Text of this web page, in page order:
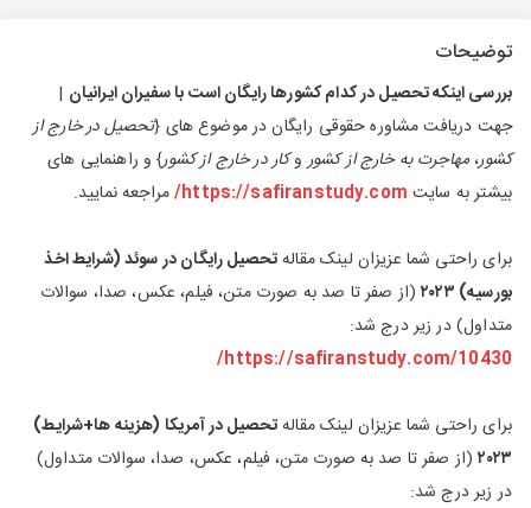
توضیحات
بررسی اینکه تحصیل در کدام کشورها رایگان است با سفیران ایرانیان |
جهت دریافت مشاوره حقوقی رایگان در موضوع های {تحصیل در خارج از
کشور،مهاجرت به خارج از کشوروکار در خارج از کشور} و راهنمایی های
بیشتر به سایت https://safiranstudy.com/ مراجعه نمایید.
برای راحتی شما عزیزان لینک مقالهتحصیل رایگان در سوئد (شرایط اخذ
بورسیه) ۲۰۲۳
(از صفر تا صد به صورت متن، فیلم، عکس، صدا، سوالات
متداول) در زیر درج شد:
https://safiranstudy.com/10430/
برای راحتی شما عزیزان لینک مقالهتحصیل در آمریکا (هزینه ها+شرایط)
۲۰۲۳(از صفر تا صد به صورت متن، فیلم، عکس، صدا، سوالات متداول)
در زیر درج شد: